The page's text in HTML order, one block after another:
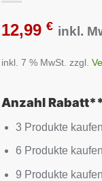
12,99€ inkl.
inkl. 7 % MwSt. zzgl.
Anzahl Rabatt**
3 Produkte
6 Produkte
9 Produkte